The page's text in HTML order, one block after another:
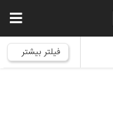
فیلتر بیشتر